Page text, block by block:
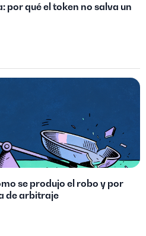
qué el token no salva un
se produjo el robo y por
de arbitraje